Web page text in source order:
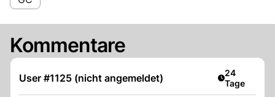
Kommentare
User #1125 (nicht angemeldet) Artikel
24
Tage